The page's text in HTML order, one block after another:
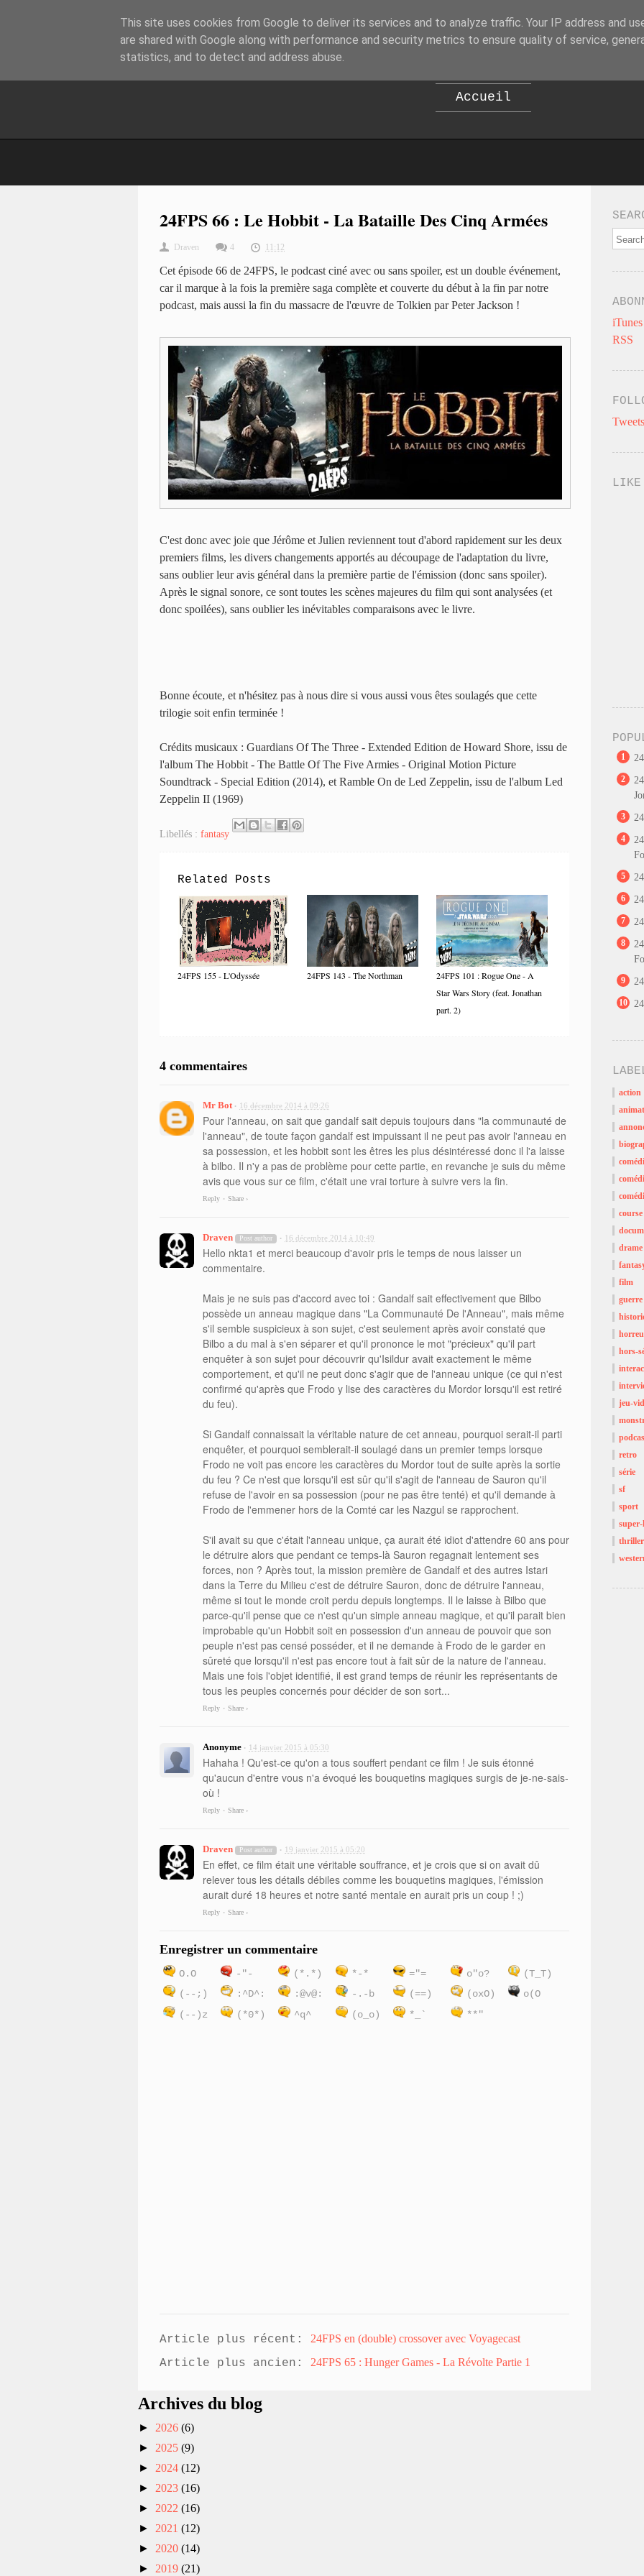
B EPOD
Accueil
24FPS 66 : Le Hobbit - La Bataille Des Cinq Armées
Draven 4 11:12
Cet épisode 66 de 24FPS, le podcast ciné avec ou sans spoiler, est un double événement,
car il marque à la fois la première saga complète et couverte du début à la fin par notre
podcast, mais aussi la fin du massacre de l'œuvre de Tolkien par Peter Jackson !
C'est donc avec joie que Jérôme et Julien reviennent tout d'abord rapidement sur les deux
premiers films, les divers changements apportés au découpage de l'adaptation du livre,
sans oublier leur avis général dans la première partie de l'émission (donc sans spoiler).
Après le signal sonore, ce sont toutes les scènes majeures du film qui sont analysées (et
donc spoilées), sans oublier les inévitables comparaisons avec le livre.
Bonne écoute, et n'hésitez pas à nous dire si vous aussi vous êtes soulagés que cette
trilogie soit enfin terminée !
Crédits musicaux : Guardians Of The Three - Extended Edition de Howard Shore, issu de
l'album The Hobbit - The Battle Of The Five Armies - Original Motion Picture
Soundtrack - Special Edition (2014), et Ramble On de Led Zeppelin, issu de l'album Led
Zeppelin II (1969)
Libellés : fantasy
Related Posts
24FPS 155 - L'Odyssée 24FPS 143 - The Northman
24FPS 101 : Rogue One - A
Star Wars Story (feat. Jonathan
part. 2)
4 commentaires
Mr Bot • 16 décembre 2014 à 09:26
Pour l'anneau, on sait que gandalf sait depuis toujours dans "la communauté de
l'anneau", de toute façon gandalf est impuissant il ne peut pas avoir l'anneau en
sa possession, et les hobbit sont les êtres les plus désintéressé donc il l'a laisse
à bilbo. Il n'y a pas de problème pour cette partie, en revanche je suis du même
avis que vous sur ce film, c'était une vrai torture à suivre vers la fin.
Reply • Share ›
Draven Post author • 16 décembre 2014 à 10:49
Hello nkta1 et merci beaucoup d'avoir pris le temps de nous laisser un
commentaire.
Mais je ne suis pas d'accord avec toi : Gandalf sait effectivement que Bilbo
possède un anneau magique dans "La Communauté De l'Anneau", mais même
s'il semble suspicieux à son sujet, c'est seulement après avoir constaté que
Bilbo a du mal à s'en séparer et qu'il prononce le mot "précieux" qu'il part
enquêter à son sujet pour découvrir qu'Isildur avait exactement le même
comportement, et qu'il ne peut donc s'agir que de l'anneau unique (ce qui n'est
confirmé qu'après que Frodo y lise des caractères du Mordor lorsqu'il est retiré
du feu).
Si Gandalf connaissait la véritable nature de cet anneau, pourquoi serait-il parti
enquêter, et pourquoi semblerait-il soulagé dans un premier temps lorsque
Frodo ne voit pas encore les caractères du Mordor tout de suite après la sortie
du feu ? Ce n'est que lorsqu'il est sûr qu'il s'agit de l'anneau de Sauron qu'il
refuse de l'avoir en sa possession (pour ne pas être tenté) et qu'il demande à
Frodo de l'emmener hors de la Comté car les Nazgul se rapprochent.
S'il avait su que c'était l'anneau unique, ça aurait été idiot d'attendre 60 ans pour
le détruire alors que pendant ce temps-là Sauron regagnait lentement ses
forces, non ? Après tout, la mission première de Gandalf et des autres Istari
dans la Terre du Milieu c'est de détruire Sauron, donc de détruire l'anneau,
même si tout le monde croit perdu depuis longtemps. Il le laisse à Bilbo que
parce-qu'il pense que ce n'est qu'un simple anneau magique, et qu'il parait bien
improbable qu'un Hobbit soit en possession d'un anneau de pouvoir que son
peuple n'est pas censé posséder, et il ne demande à Frodo de le garder en
sûreté que lorsqu'il n'est pas encore tout à fait sûr de la nature de l'anneau.
Mais une fois l'objet identifié, il est grand temps de réunir les représentants de
tous les peuples concernés pour décider de son sort...
Reply • Share ›
Anonyme • 14 janvier 2015 à 05:30
Hahaha ! Qu'est-ce qu'on a tous souffert pendant ce film ! Je suis étonné
qu'aucun d'entre vous n'a évoqué les bouquetins magiques surgis de je-ne-sais-
où !
Reply • Share ›
Draven Post author • 19 janvier 2015 à 05:20
En effet, ce film était une véritable souffrance, et je crois que si on avait dû
relever tous les détails débiles comme les bouquetins magiques, l'émission
aurait duré 18 heures et notre santé mentale en aurait pris un coup ! ;)
Reply • Share ›
Enregistrer un commentaire
O.O -"- (*.*) *-* ="= o"o?
(T_T)
(--;)
:^D^: :@v@: -.-b (==) (oxO)
o(O
(--)z
(*0*) ^q^ (o_o) *_` **"
Article plus récent: 24FPS en (double) crossover avec Voyagecast
Article plus ancien: 24FPS 65 : Hunger Games - La Révolte Partie 1
Archives du blog
► 2026 (6)
► 2025 (9)
► 2024 (12)
► 2023 (16)
► 2022 (16)
► 2021 (12)
► 2020 (14)
► 2019 (21)
iTunes
RSS
LIKE
1
2
3
4
5
6
7
8
9
10
action
course
drame
film
guerre
hors-
jeu-
retro
série
sf
sport
super-
thriller
This site uses cookies from Google to deliver its services and to analyze traffic. Your IP address and
are shared with Google along with performance and security metrics to ensure quality of service,
statistics, and to detect and address abuse.